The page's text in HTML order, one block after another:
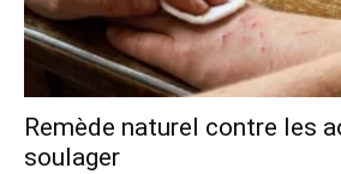
Remède naturel contre les
soulager